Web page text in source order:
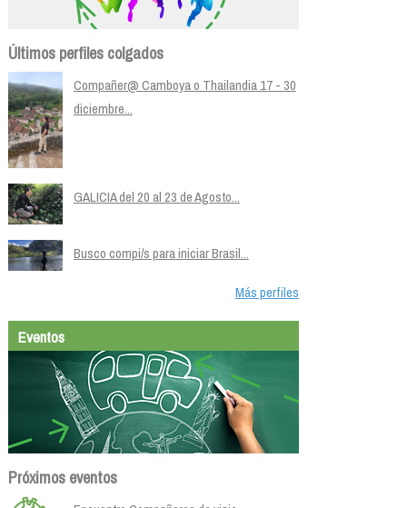
Últimos perfiles colgados
Compañer@ Camboya o Thailandia 17 - 30
diciembre...
GALICIA del 20 al 23 de Agosto...
Busco compi/s para iniciar Brasil...
Más perfiles
Eventos
Próximos eventos